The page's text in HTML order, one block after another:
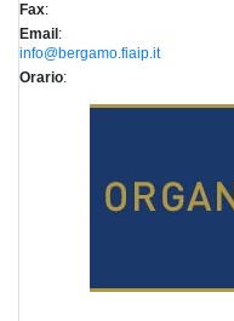
Fax:
Email :
info@bergamo.fiaip.it
Orario: